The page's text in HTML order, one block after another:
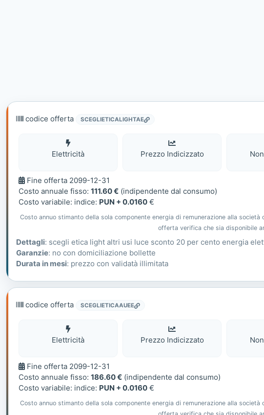
codice offerta SCEGLIETICALIGHTAE
Elettricità
Elettricità
Prezzo Indicizzato
Fine
offerta
Fine offerta 2099-12-31
Costo annuale fisso: 111.60 € (indipendente dal consumo)
Costo variabile: indice: PUN + 0.0160 €
Costo annuo stimanto della sola componente energia di remunerazione alla
offerta verifica che sia disponibile
Dettagli: scegli etica light altri usi luce sconto 20 per cento energia
Garanzie: no con domiciliazione bollette
Durata in mesi: prezzo con validatà illimitata
codice offerta SCEGLIETICAAUEE
Elettricità
Elettricità
Prezzo Indicizzato
Fine
offerta
Fine offerta 2099-12-31
Costo annuale fisso: 186.60 € (indipendente dal consumo)
Costo variabile: indice: PUN + 0.0160 €
Costo annuo stimanto della sola componente energia di remunerazione alla